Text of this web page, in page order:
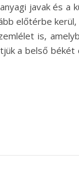
javak és
előtérbe
is,
a belső